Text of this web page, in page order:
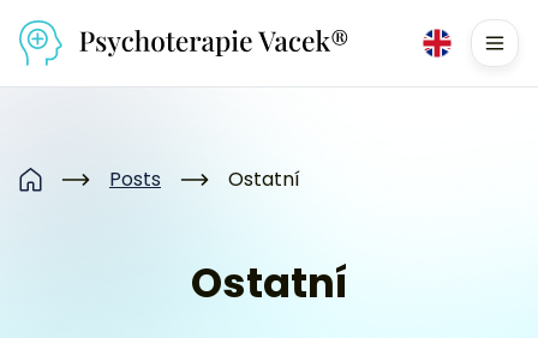
Home Posts Ostatní
Ostatní